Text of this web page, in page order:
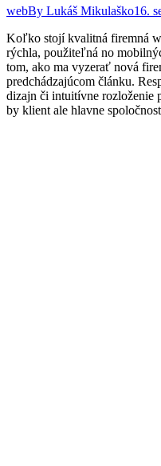
webBy Lukáš Mikulaško16.
Koľko stojí kvalitná firemná
rýchla, použiteľná no
tom, ako ma vyzerať nová
predchádzajúcom článku.
dizajn či intuitívne rozloženie
by klient ale hlavne